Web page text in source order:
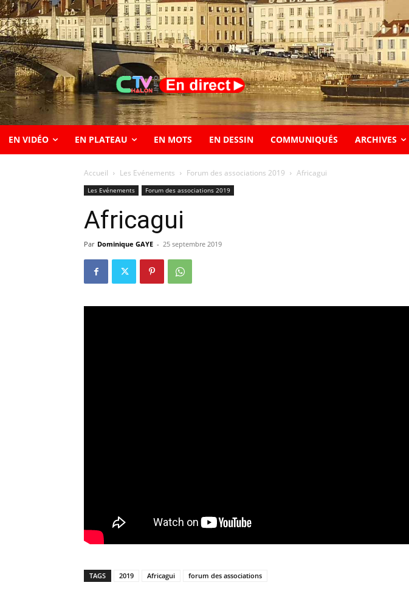
EN VIDÉO EN PLATEAU EN MOTS EN DESSIN COMMUNIQUÉS ARCHIVES
Accueil Les Evénements Forum des associations 2019 Africagui
Les Evénements Forum des associations 2019
Africagui
Par Dominique GAYE - 25 septembre 2019
TAGS 2019 Africagui forum des associations